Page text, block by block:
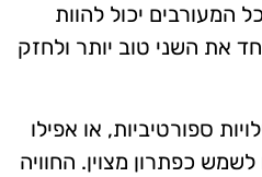
המעורבים יכול להוות
את השני טוב יותר ולחזק
ספורטיביות, או אפילו
כפתרון מצוין. החוויה